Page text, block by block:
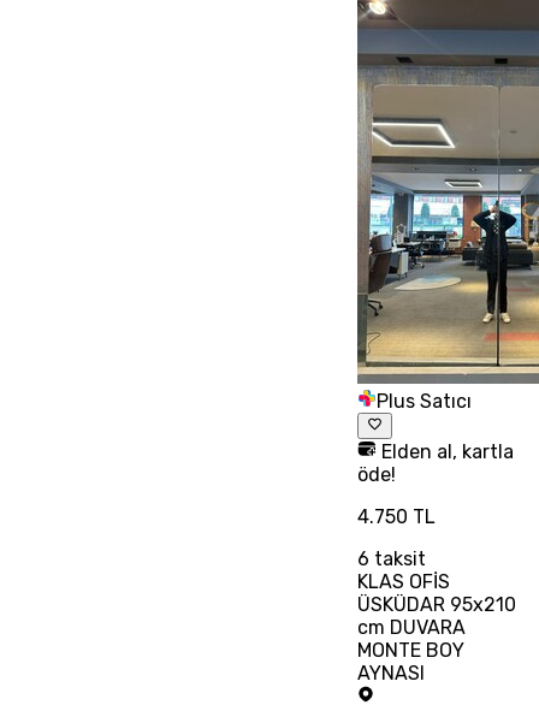
Plus Satıcı
Elden al, kartla
öde!
4.750 TL
6 taksit
KLAS OFİS
ÜSKÜDAR 95x210
cm DUVARA
MONTE BOY
AYNASI